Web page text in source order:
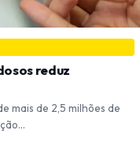
reduz
mais de 2,5 milhões de